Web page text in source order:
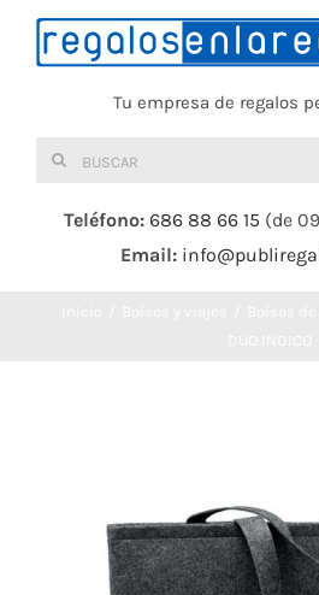
Saltar
PERSONAL
Tu empresa de regalos
Buscar:
Teléfono: 686 88 66 15 (de
Email: